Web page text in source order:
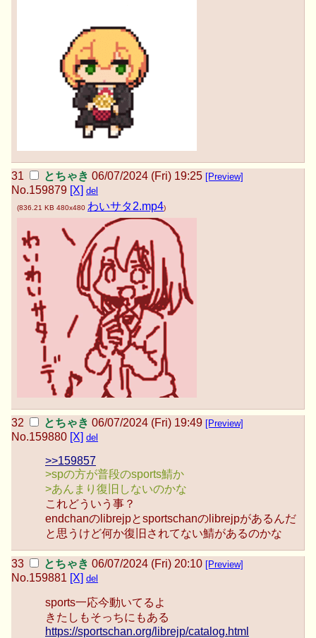
とちゃき 06/07/2024 (Fri) 19:25 [Preview]
No.159879 [X] del
(836.21 KB 480x480 わいサタ2.mp4)
とちゃき 06/07/2024 (Fri) 19:49 [Preview]
No.159880 [X] del
>>159857
>spの方が普段のsports鯖か
>あんまり復旧しないのかな
これどういう事？
endchanのlibrejpとsportschanのlibrejpがあるんだ
と思うけど何か復旧されてない鯖があるのかな
とちゃき 06/07/2024 (Fri) 20:10 [Preview]
No.159881 [X] del
sports一応今動いてるよ
きたしもそっちにもある
https://sportschan.org/librejp/catalog.html